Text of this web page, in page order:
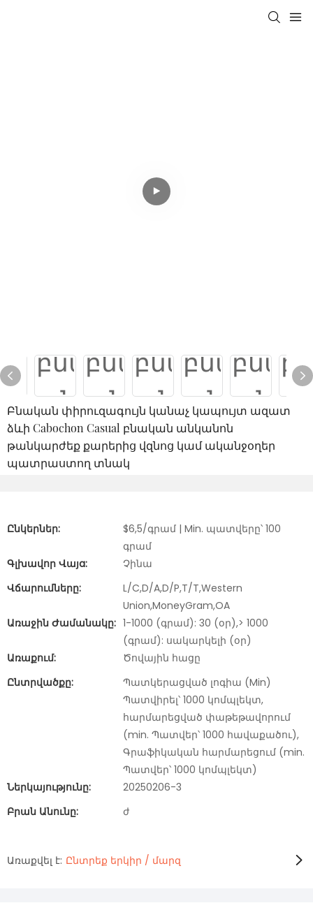
Բնական փիրուզագույն կանաչ կապույտ ազատ
ձևի Cabochon Casual բնական անկանոն
թանկարժեք քարերից վզնոց կամ ականջօղեր
պատրաստող տնակ
Ընկերներ:
$6,5/գրամ | Min. պատվերը՝ 100
գրամ
Գլխավոր Վայa:
Չինա
Վճարումները:
L/C,D/A,D/P,T/T,Western
Union,MoneyGram,OA
Առաջին Ժամանակը: 1-1000 (գրամ): 30 (օր),> 1000
(գրամ): սակարկելի (օր)
Առաքում:
Ծովային հացը
Ընտրվածքը:
Պատկերացված լոգիա (Min)
Պատվիրել՝ 1000 կոմպլեկտ,
հարմարեցված փաթեթավորում
(min. Պատվեր՝ 1000 հավաքածու),
Գրաֆիկական հարմարեցում (min.
Պատվեր՝ 1000 կոմպլեկտ)
Ներկայությունը:
20250206-3
Բրան Անունը:
ժ
Առաքվել է: Ընտրեք երկիր / մարզ